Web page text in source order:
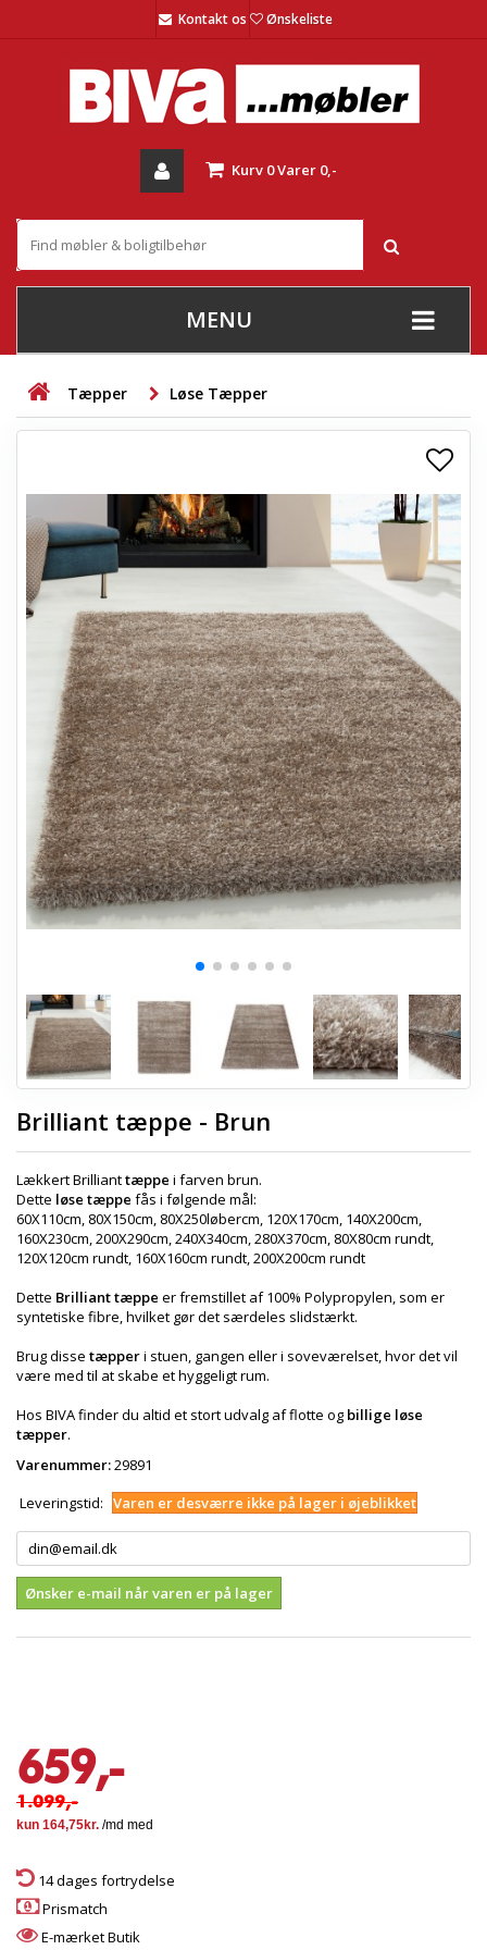
Kontakt os Ønskeliste
Kurv 0Varer 0,-
MENU
+
STUE
+
+
+
BØRNEMØBLER
+
KONTORMØBLER
+
OPBEVARING
TÆPPER
+
LAMPER
+
HAVEMØBLER
+
ENTREMØBLER
SPAR PENGE PÅ UDVALGTE VARER
Tæpper Løse Tæpper
Brilliant tæppe - Brun
Lækkert Brillianttæppe i farven brun.
Dette løse tæppe fås i følgende mål:
60X110cm, 80X150cm, 80X250løbercm, 120X170cm, 140X200cm,
160X230cm, 200X290cm, 240X340cm, 280X370cm, 80X80cm rundt,
120X120cm rundt, 160X160cm rundt, 200X200cm rundt
Dette Brilliant tæppe er fremstillet af 100% Polypropylen, som er
syntetiske fibre, hvilket gør det særdeles slidstærkt.
Brug disse tæpperi stuen, gangen eller i soveværelset, hvor det vil
være med til at skabe et hyggeligt rum.
Hos BIVA finder du altid et stort udvalg af flotte og billige løse
tæpper.
Varenummer:29891
Leveringstid: Varen er desværre ikke på lager i øjeblikket
Ønsker e-mail når varen er på lager
659,-
1.099,-
14 dages fortrydelse
Prismatch
E-mærket Butik